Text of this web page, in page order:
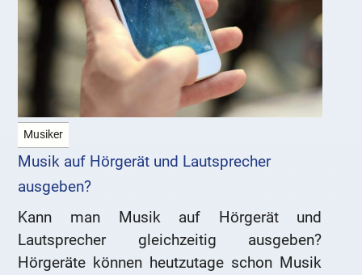
Musiker
Musik auf Hörgerät und Lautsprecher
ausgeben?
Kann man Musik auf Hörgerät und
Lautsprecher gleichzeitig ausgeben?
Hörgeräte können heutzutage schon Musik